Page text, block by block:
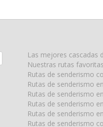
Las mejores cascadas
Nuestras rutas favoritas
Rutas de senderismo
Rutas de senderismo
Rutas de senderismo
Rutas de senderismo
Rutas de senderismo
Rutas de senderismo